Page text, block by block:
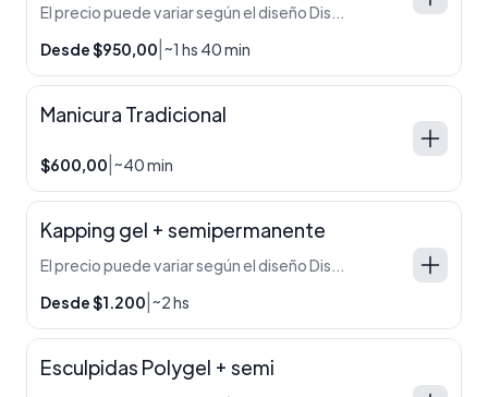
Desde $950,00 ~1 hs 40 min
Manicura Tradicional
$600,00 ~40 min
Kapping gel + semipermanente
Desde $1.200 ~2 hs
Esculpidas Polygel + semi